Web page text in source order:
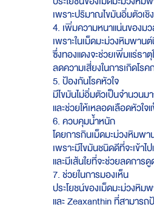
เพราะปริมาณไขมันอิ่มตัวเ
4. เพิ่มความหนาแน่นของม
เพราะในเม็ดมะม่วงหิมพาน
ซึ่งทองแดงจะช่วยเพิ่มแร่ธา
ลดความเสี่ยงในการเกิดโร
5. ป้องกันโรคหัวใจ
มีไขมันไม่อิ่มตัวเป็นจำนวน
และช่วยให้เหลอดเลือดหัวใจ
6. ควบคุมน้ำหนัก
โดยการกินเม็ดมะม่วงหิมพ
เพราะมีไขมันชนิดดีที่จะเข้า
และมีเส้นใยที่จะช่วยลดการ
7. ช่วยในการมองเห็น
ประโยชน์ของเม็ดมะม่วงหิ
และ Zeaxanthin ที่สามาร